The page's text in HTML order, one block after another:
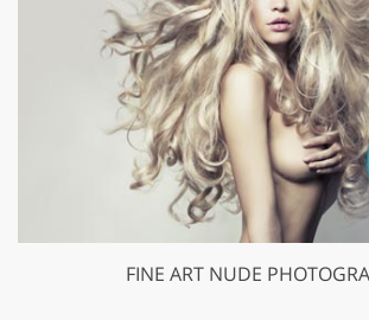
FINE ART NUDE